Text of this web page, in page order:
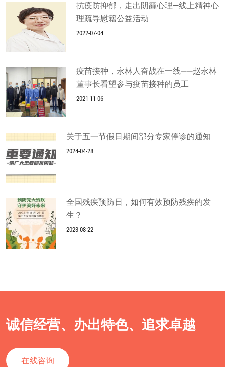
抗疫防抑郁，走出阴霾心理—线上精神心
理疏导慰籍公益活动
2022-07-04
疫苗接种，永林人奋战在一线——赵永林
董事长看望参与疫苗接种的员工
2021-11-06
关于五一节假日期间部分专家停诊的通知
2024-04-28
全国残疾预防日，如何有效预防残疾的发
生？
2023-08-22
诚信经营、办出特色、追求卓越
在线咨询